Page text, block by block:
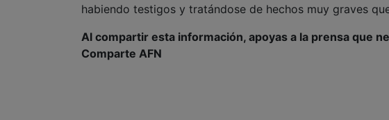
habiendo testigos y tratándose de hechos muy graves
Al compartir esta información, apoyas a la prensa que
Comparte AFN